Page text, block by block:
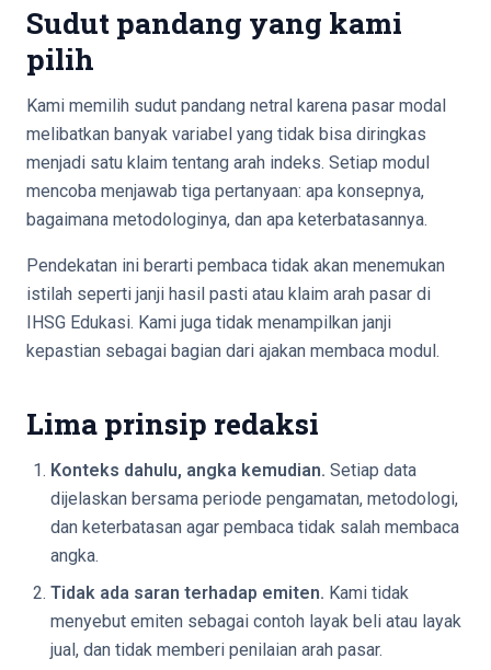
Sudut pandang yang kami
pilih
Kami memilih sudut pandang netral karena pasar modal
melibatkan banyak variabel yang tidak bisa diringkas
menjadi satu klaim tentang arah indeks. Setiap modul
mencoba menjawab tiga pertanyaan: apa konsepnya,
bagaimana metodologinya, dan apa keterbatasannya.
Pendekatan ini berarti pembaca tidak akan menemukan
istilah seperti janji hasil pasti atau klaim arah pasar di
IHSG Edukasi. Kami juga tidak menampilkan janji
kepastian sebagai bagian dari ajakan membaca modul.
Lima prinsip redaksi
Konteks dahulu, angka kemudian. Setiap data
dijelaskan bersama periode pengamatan, metodologi,
dan keterbatasan agar pembaca tidak salah membaca
angka.
Tidak ada saran terhadap emiten. Kami tidak
menyebut emiten sebagai contoh layak beli atau layak
jual, dan tidak memberi penilaian arah pasar.